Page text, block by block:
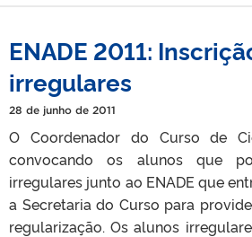
ENADE 2011:
irregulares
28 de junho de 2011
O Coordenador do Curso de
convocando os alunos que
irregulares junto ao ENADE que
a Secretaria do Curso para
regularização. Os alunos